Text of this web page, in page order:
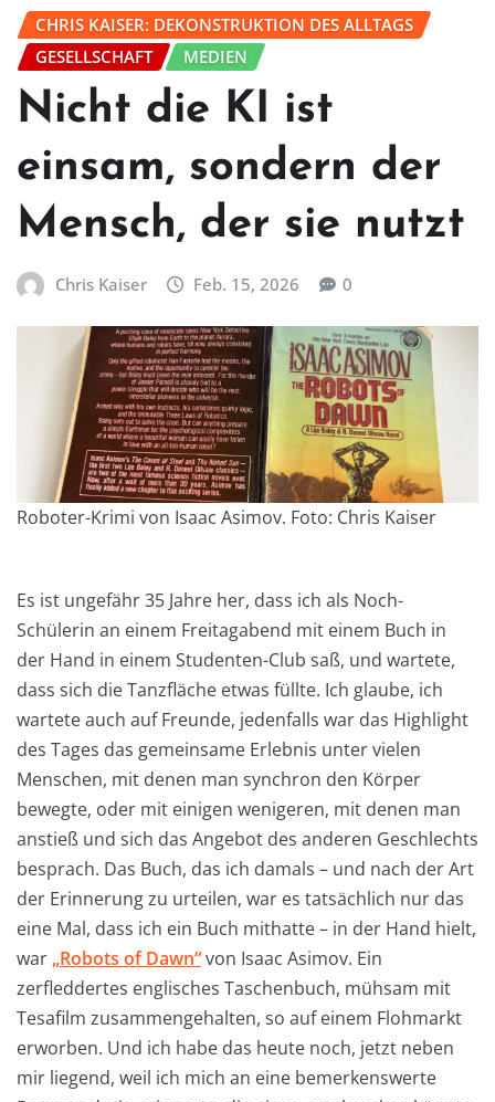
CHRIS KAISER: DEKONSTRUKTION DES ALLTAGS
GESELLSCHAFT
MEDIEN
Nicht die KI ist
einsam, sondern der
Mensch, der sie nutzt
Chris Kaiser Feb. 15, 2026 0
Roboter-Krimi von Isaac Asimov. Foto: Chris Kaiser
Es ist ungefähr 35 Jahre her, dass ich als Noch-
Schülerin an einem Freitagabend mit einem Buch in
der Hand in einem Studenten-Club saß, und wartete,
dass sich die Tanzfläche etwas füllte. Ich glaube, ich
wartete auch auf Freunde, jedenfalls war das Highlight
des Tages das gemeinsame Erlebnis unter vielen
Menschen, mit denen man synchron den Körper
bewegte, oder mit einigen wenigeren, mit denen man
anstieß und sich das Angebot des anderen Geschlechts
besprach. Das Buch, das ich damals – und nach der Art
der Erinnerung zu urteilen, war es tatsächlich nur das
eine Mal, dass ich ein Buch mithatte – in der Hand hielt,
war „Robots of Dawn“von Isaac Asimov. Ein
zerfleddertes englisches Taschenbuch, mühsam mit
Tesafilm zusammengehalten, so auf einem Flohmarkt
erworben. Und ich habe das heute noch, jetzt neben
mir liegend, weil ich mich an eine bemerkenswerte